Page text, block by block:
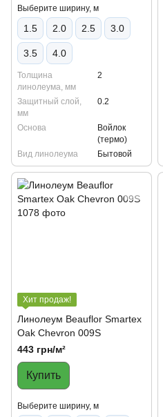
Выберите ширину, м
1.5 2.0 2.5 3.0
3.5 4.0
Толщина
линолеума, мм
2
Защитный слой,
мм
0.2
Основа
Войлок
(термо)
Вид линолеума
Бытовой
Хит продаж!
Линолеум Beauflor Smartex
Oak Chevron 009S
443 грн/м²
Купить
Выберите ширину, м